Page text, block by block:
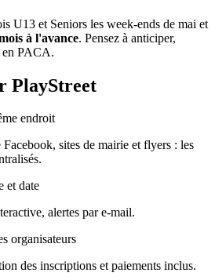
U13 et Seniors les week-ends de mai et
à l'avance. Pensez à anticiper,
en PACA.
PlayStreet
endroit
sites de mairie et flyers : les
et date
alertes par e-mail.
organisateurs
des inscriptions et paiements inclus.